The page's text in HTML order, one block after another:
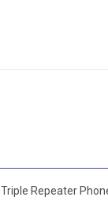
Repeater